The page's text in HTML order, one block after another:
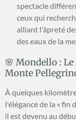
spectacle
ceux qui
alliant l'âpreté
des eaux de la
🌸 Mondello :
Monte
À quelques
l'élégance de la « fin
il est devenu au